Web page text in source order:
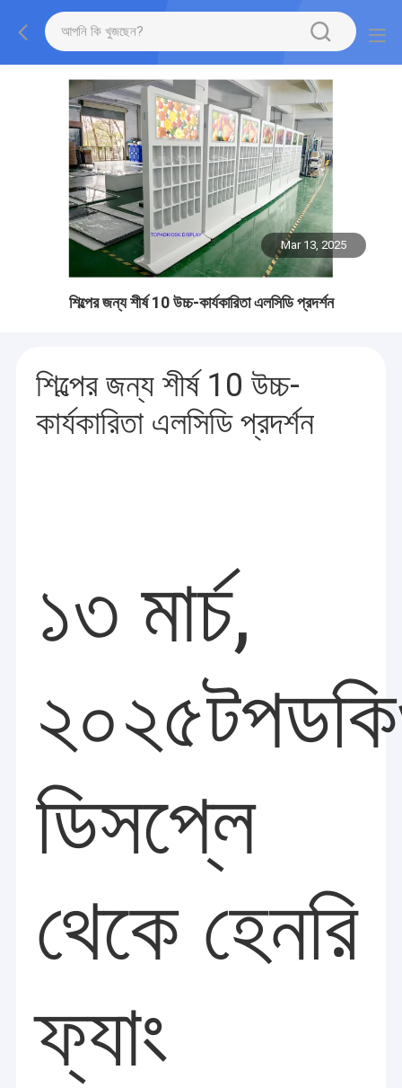
Mar 13, 2025
শিল্পের জন্য শীর্ষ 10 উচ্চ-কার্যকারিতা এলসিডি প্রদর্শন
শিল্পের জন্য শীর্ষ 10 উচ্চ-
কার্যকারিতা এলসিডি প্রদর্শন
১৩ মার্চ,
২০২৫
ডিসপ্লে
থেকে হেনরি
ফ্যাং